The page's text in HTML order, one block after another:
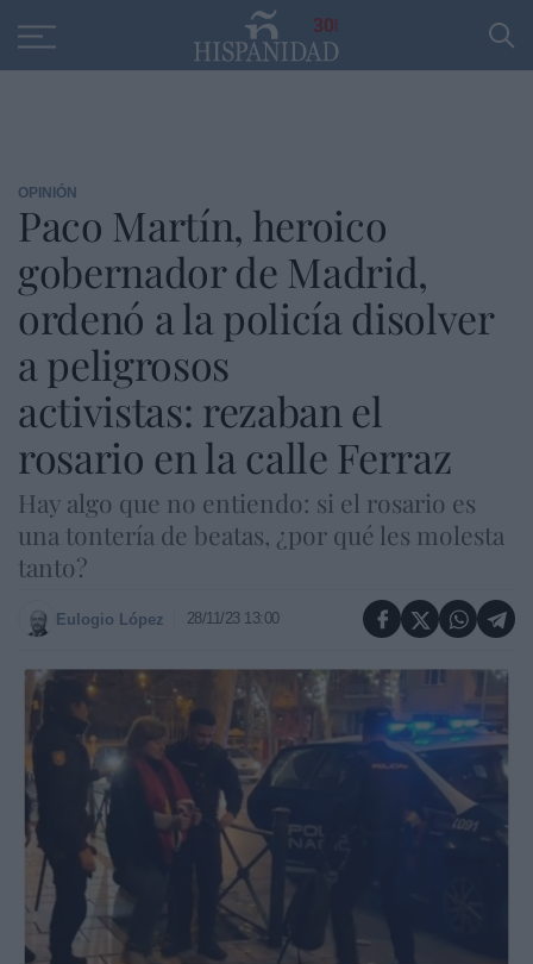
30
OPINIÓN
Paco Martín, heroico
gobernador de Madrid,
ordenó a la policía disolver
a peligrosos
activistas: rezaban el
rosario en la calle Ferraz
Hay algo que no entiendo: si el rosario es
una tontería de beatas, ¿por qué les molesta
tanto?
Eulogio López 28/11/23 13:00